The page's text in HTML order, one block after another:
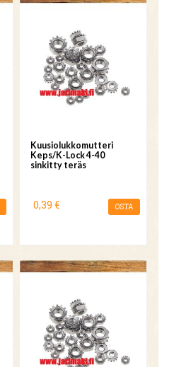
Kuusiolukkomutteri
Keps/K-Lock 4-40
sinkitty teräs
0,39 € OSTA